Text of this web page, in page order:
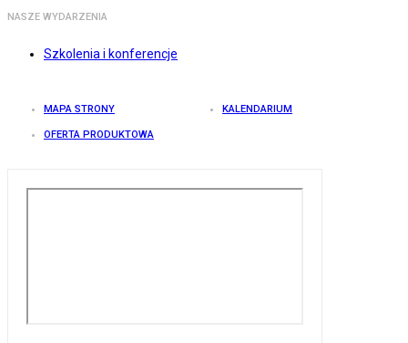
NASZE WYDARZENIA
Szkolenia i konferencje
MAPA STRONY KALENDARIUM
OFERTA PRODUKTOWA